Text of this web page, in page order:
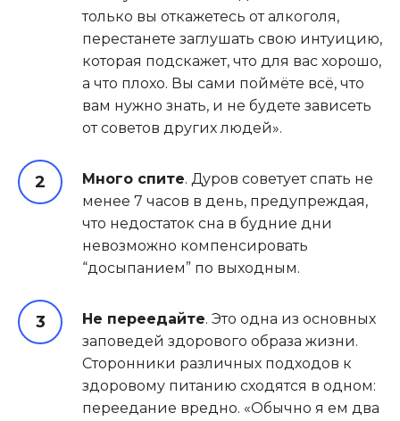
только вы откажетесь от алкоголя,
перестанете заглушать свою интуицию,
которая подскажет, что для вас хорошо,
а что плохо. Вы сами поймёте всё, что
вам нужно знать, и не будете зависеть
от советов других людей».
Много спите. Дуров советует спать не
менее 7 часов в день, предупреждая,
что недостаток сна в будние дни
невозможно компенсировать
“досыпанием” по выходным.
Не переедайте. Это одна из основных
заповедей здорового образа жизни.
Сторонники различных подходов к
здоровому питанию сходятся в одном:
переедание вредно. «Обычно я ем два